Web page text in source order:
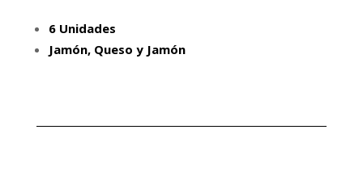
6 Unidades
Jamón, Queso y Jamón